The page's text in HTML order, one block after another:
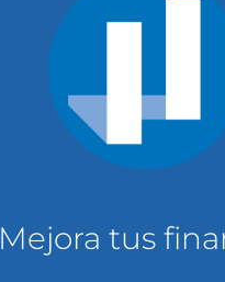
Mejora tus